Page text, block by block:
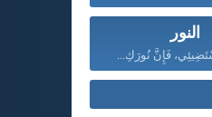
النور
فَإِنَّ نُورَكِ...